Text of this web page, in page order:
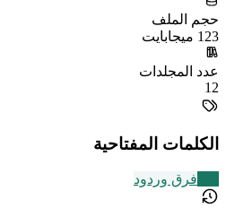
حجم الملف
123 ميجابايت
عدد المجلدات
12
الكلمات المفتاحية
فرق وردود